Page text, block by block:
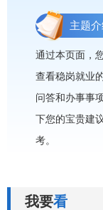
主题
通过本页面，
查看稳岗就业
问答和办事事
下您的宝贵建
考。
我要看